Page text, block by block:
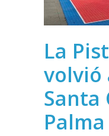
La
volvió
Santa
Palma